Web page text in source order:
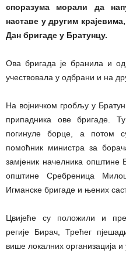
споразума морали да
наставе у другим
Дан бригаде у Братунцу.
Ова бригада је бранила и
учествовала у одбрани и на
На војничком гробљу у
припадника ове бригаде.
погинуле борце, а потом
помоћник министра за
замјеник начелника
општине Сребреница
Игманске бригаде и њених
Цвијеће су положили и
регије Бирач, Трећег
више локалних организација